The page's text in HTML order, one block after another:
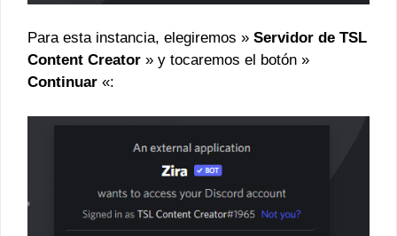
Para esta instancia, elegiremos » Servidor de TSL
Content Creator » y tocaremos el botón »
Continuar «: